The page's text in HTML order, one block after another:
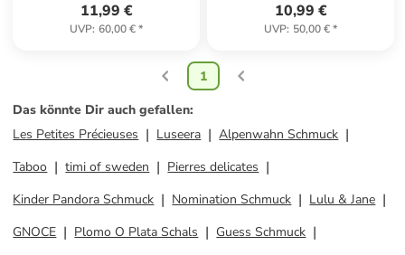
11,99 €
UVP: 60,00 €*
10,99 €
UVP: 50,00 €*
1
Das könnte Dir auch gefallen:
Les Petites Précieuses
Luseera
Alpenwahn Schmuck
Taboo
timi of sweden
Pierres delicates
Kinder Pandora Schmuck
Nomination Schmuck
Lulu & Jane
GNOCE
Plomo O Plata Schals
Guess Schmuck